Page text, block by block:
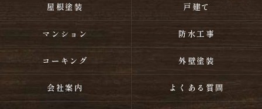
屋根塗装 戸建て
マンション 防水工事
コーキング 外壁塗装
会社案内 よくある質問